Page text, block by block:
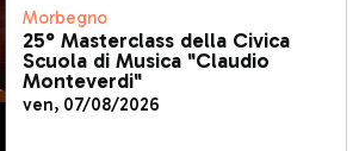
Morbegno
25° Masterclass della Civica
Scuola di Musica "Claudio
Monteverdi"
ven, 07/08/2026